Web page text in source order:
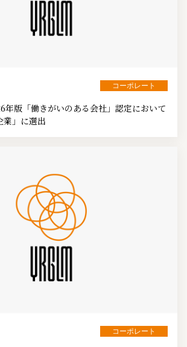
コーポレート
年版「働きがいのある会社」認定において
業」に選出
コーポレート